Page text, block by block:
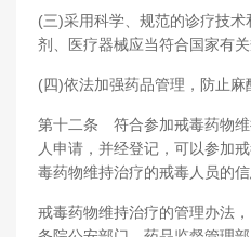
(三)采用科学、规范的诊疗技
剂、医疗器械应当符合国家有关
(四)依法加强药品管理，防止麻
第十二条 符合参加戒毒药物
人申请，并经登记，可以参加
毒药物维持治疗的戒毒人员的
戒毒药物维持治疗的管理办法